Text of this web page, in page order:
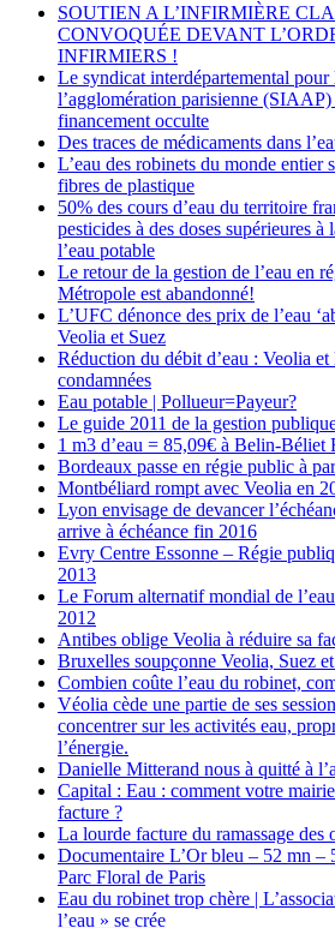
SOUTIEN A L’INFIRMIÈRE
CONVOQUÉE DEVANT
INFIRMIERS !
Le syndicat interdépartemental pour
l’agglomération parisienne (SIAAP)
financement occulte
Des traces de médicaments dans
L’eau des robinets du monde entier
fibres de plastique
50% des cours d’eau du territoire
pesticides à des doses supérieures à
l’eau potable
Le retour de la gestion de l’eau en
Métropole est abandonné!
L’UFC dénonce des prix de l’eau
Veolia et Suez
Réduction du débit d’eau : Veolia et
condamnées
Eau potable | Pollueur=Payeur?
Le guide 2011 de la gestion
1 m3 d’eau = 85,09€ à Belin-Béliet
Bordeaux passe en régie public à
Montbéliard rompt avec Veolia en
Lyon envisage de devancer
arrive à échéance fin 2016
Evry Centre Essonne – Régie
2013
Le Forum alternatif mondial de
2012
Antibes oblige Veolia à réduire sa
Bruxelles soupçonne Veolia, Suez
Combien coûte l’eau du robinet,
Véolia cède une partie de ses
concentrer sur les activités eau,
l’énergie.
Danielle Mitterand nous à quitté à
Capital : Eau : comment votre
facture ?
La lourde facture du ramassage des
Documentaire L’Or bleu – 52 mn –
Parc Floral de Paris
Eau du robinet trop chère |
l’eau » se crée